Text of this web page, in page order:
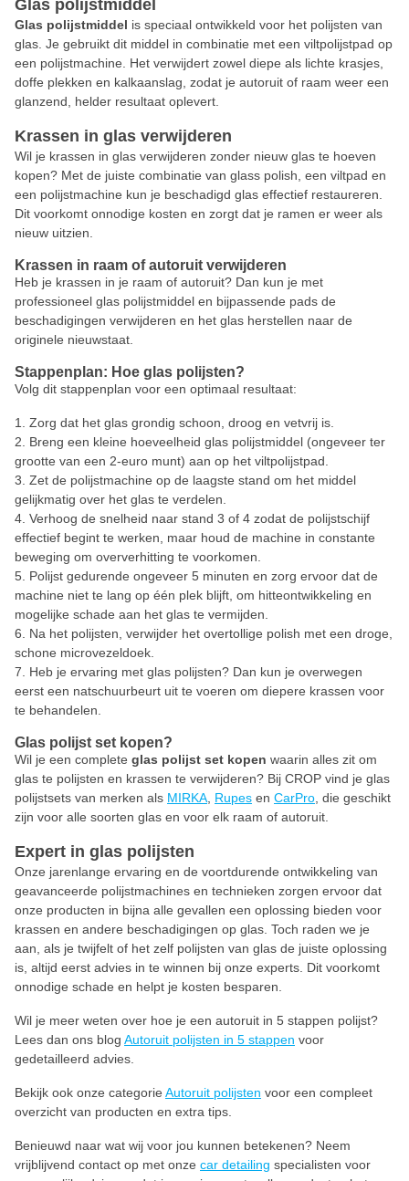
Glas polijstmiddel
Glas polijstmiddel is speciaal ontwikkeld voor het polijsten van
glas. Je gebruikt dit middel in combinatie met een viltpolijstpad op
een polijstmachine. Het verwijdert zowel diepe als lichte krasjes,
doffe plekken en kalkaanslag, zodat je autoruit of raam weer een
glanzend, helder resultaat oplevert.
Krassen in glas verwijderen
Wil je krassen in glas verwijderen zonder nieuw glas te hoeven
kopen? Met de juiste combinatie van glass polish, een viltpad en
een polijstmachine kun je beschadigd glas effectief restaureren.
Dit voorkomt onnodige kosten en zorgt dat je ramen er weer als
nieuw uitzien.
Krassen in raam of autoruit verwijderen
Heb je krassen in je raam of autoruit? Dan kun je met
professioneel glas polijstmiddel en bijpassende pads de
beschadigingen verwijderen en het glas herstellen naar de
originele nieuwstaat.
Stappenplan: Hoe glas polijsten?
Volg dit stappenplan voor een optimaal resultaat:
Zorg dat het glas grondig schoon, droog en vetvrij is.
Breng een kleine hoeveelheid glas polijstmiddel (ongeveer ter
grootte van een 2-euro munt) aan op het viltpolijstpad.
Zet de polijstmachine op de laagste stand om het middel
gelijkmatig over het glas te verdelen.
Verhoog de snelheid naar stand 3 of 4 zodat de polijstschijf
effectief begint te werken, maar houd de machine in constante
beweging om oververhitting te voorkomen.
Polijst gedurende ongeveer 5 minuten en zorg ervoor dat de
machine niet te lang op één plek blijft, om hitteontwikkeling en
mogelijke schade aan het glas te vermijden.
Na het polijsten, verwijder het overtollige polish met een droge,
schone microvezeldoek.
Heb je ervaring met glas polijsten? Dan kun je overwegen
eerst een natschuurbeurt uit te voeren om diepere krassen voor
te behandelen.
Glas polijst set kopen?
Wil je een complete glas polijst set kopen waarin alles zit om
glas te polijsten en krassen te verwijderen? Bij CROP vind je glas
polijstsets van merken als MIRKA Rupes en CarPro , die geschikt
zijn voor alle soorten glas en voor elk raam of autoruit.
Expert in glas polijsten
Onze jarenlange ervaring en de voortdurende ontwikkeling van
geavanceerde polijstmachines en technieken zorgen ervoor dat
onze producten in bijna alle gevallen een oplossing bieden voor
krassen en andere beschadigingen op glas. Toch raden we je
aan, als je twijfelt of het zelf polijsten van glas de juiste oplossing
is, altijd eerst advies in te winnen bij onze experts. Dit voorkomt
onnodige schade en helpt je kosten besparen.
Wil je meer weten over hoe je een autoruit in 5 stappen polijst?
Lees dan ons blog Autoruit polijsten in 5 stappen voor
gedetailleerd advies.
Bekijk ook onze categorie Autoruit polijsten voor een compleet
overzicht van producten en extra tips.
Benieuwd naar wat wij voor jou kunnen betekenen? Neem
vrijblijvend contact op met onze car detailing specialisten voor